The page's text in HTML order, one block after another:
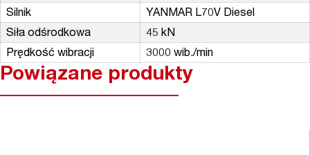
Silnik
YANMAR L70V Diesel
Siła odśrodkowa
45 kN
Prędkość wibracji
3000 wib./min
Powiązane produkty